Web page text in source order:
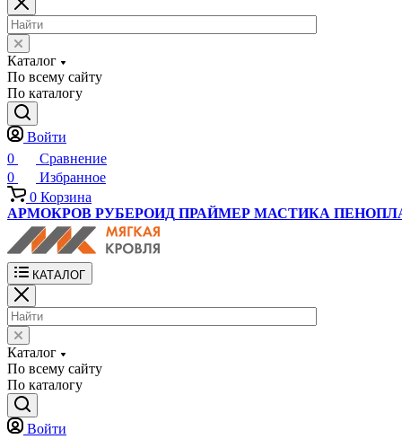
Каталог
По всему сайту
По каталогу
Войти
0
Сравнение
0
Избранное
0 Корзина
АРМОКРОВ РУБЕРОИД ПРАЙМЕР МАСТИКА
КАТАЛОГ
Каталог
По всему сайту
По каталогу
Войти